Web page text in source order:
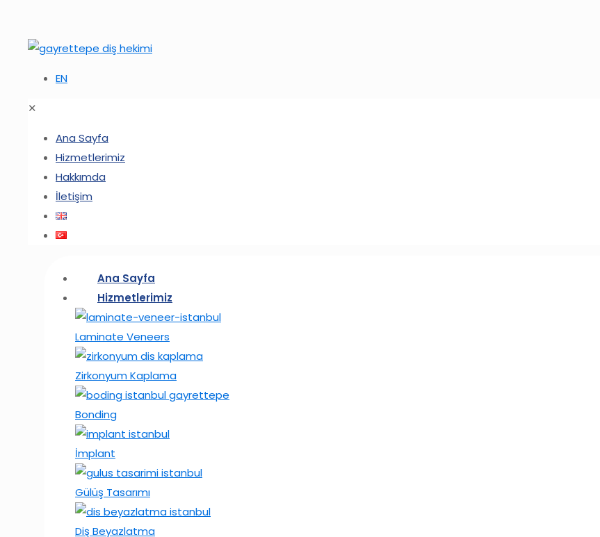
EN
✕
Ana Sayfa
Hizmetlerimiz
Hakkımda
İletişim
Ana Sayfa
Hizmetlerimiz
Laminate Veneers
Zirkonyum Kaplama
Bonding
İmplant
Gülüş Tasarımı
Diş Beyazlatma